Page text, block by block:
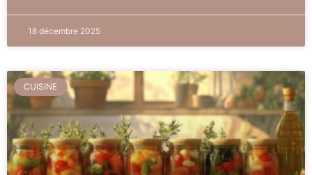
18 décembre 2025
CUISINE